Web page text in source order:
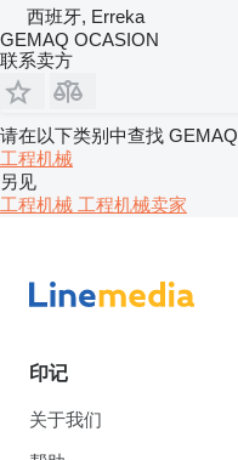
西班牙, Erreka
GEMAQ OCASION
联系卖方
请在以下类别中查找
工程机械
另见
工程机械 工程机械卖家
印记
关于我们